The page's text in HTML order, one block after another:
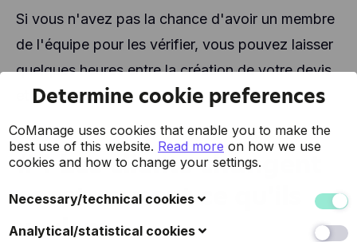
Si vous n'avez pas la chance d'avoir un membre
de l'équipe pour les vérifier, vous pouvez laisser
quelques heures entre la création de votre devis
et sa vérification.
#4 Les clients changent
constamment ce qu'ils
veulent
Determine cookie preferences
CoManage uses cookies that enable you to make the
best use of this website. Read more on how we use
cookies and how to change your settings.
Necessary/technical cookies
These cookies collect data to improve the usability of
Analytical/statistical cookies